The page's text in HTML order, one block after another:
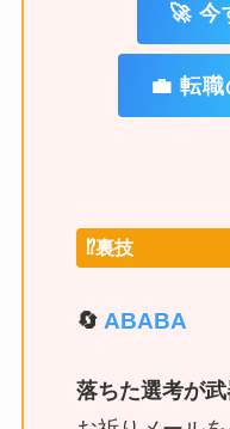
🚀 今
💼 転
⁉️裏技
🔄 ABABA
落ちた選考が